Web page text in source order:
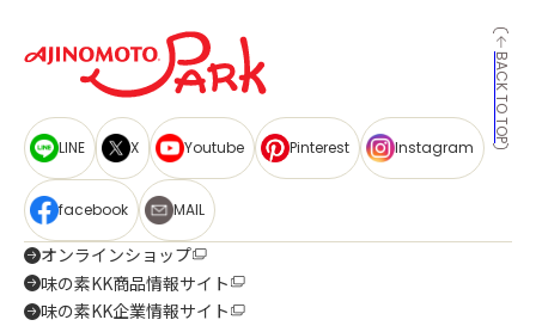
BACK TO TOP
LINE X Youtube Pinterest Instagram
facebook MAIL
オンラインショップ
味の素KK商品情報サイト
味の素KK企業情報サイト